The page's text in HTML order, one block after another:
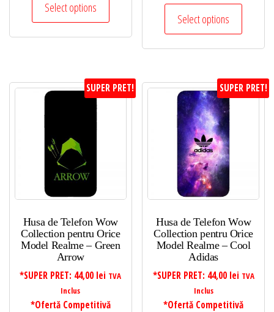
Select options
Select options
SUPER PRET!
Husa de Telefon Wow
Collection pentru Orice
Model Realme – Green
Arrow
*SUPER PRET: 44,00 lei TVA
Inclus
*Ofertă Competitivă
SUPER PRET!
Husa de Telefon Wow
Collection pentru Orice
Model Realme – Cool
Adidas
*SUPER PRET: 44,00 lei TVA
Inclus
*Ofertă Competitivă